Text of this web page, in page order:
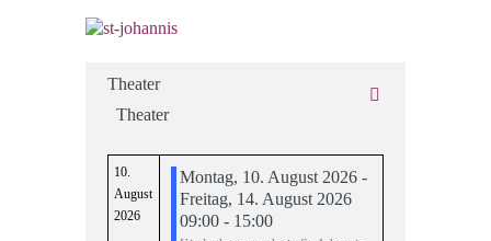
Theater
Theater
10.
August
2026
Montag, 10. August 2026 -
Freitag, 14. August 2026
09:00 - 15:00